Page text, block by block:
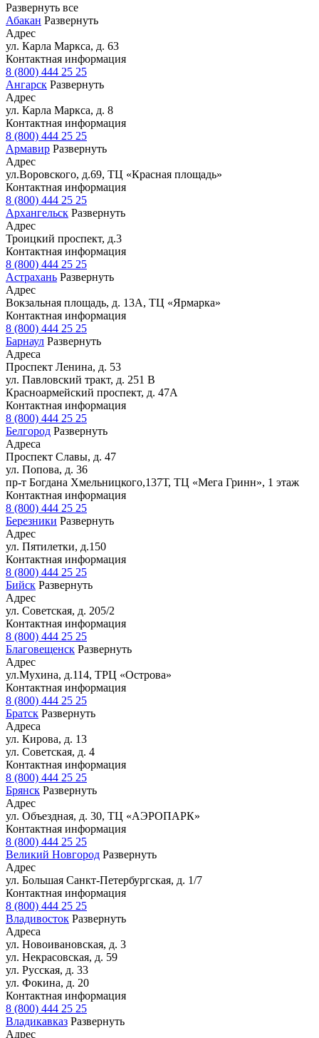
Развернуть все
Абакан Развернуть
Адрес
ул. Карла Маркса, д. 63
Контактная информация
8 (800) 444 25 25
Ангарск Развернуть
Адрес
ул. Карла Маркса, д. 8
Контактная информация
8 (800) 444 25 25
Армавир Развернуть
Адрес
ул.Воровского, д.69, ТЦ «Красная площадь»
Контактная информация
8 (800) 444 25 25
Архангельск Развернуть
Адрес
Троицкий проспект, д.3
Контактная информация
8 (800) 444 25 25
Астрахань Развернуть
Адрес
Вокзальная площадь, д. 13А, ТЦ «Ярмарка»
Контактная информация
8 (800) 444 25 25
Барнаул Развернуть
Адреса
Проспект Ленина, д. 53
ул. Павловский тракт, д. 251 В
Красноармейский проспект, д. 47А
Контактная информация
8 (800) 444 25 25
Белгород Развернуть
Адреса
Проспект Славы, д. 47
ул. Попова, д. 36
пр-т Богдана Хмельницкого,137Т, ТЦ «Мега Гринн», 1 этаж
Контактная информация
8 (800) 444 25 25
Березники Развернуть
Адрес
ул. Пятилетки, д.150
Контактная информация
8 (800) 444 25 25
Бийск Развернуть
Адрес
ул. Советская, д. 205/2
Контактная информация
8 (800) 444 25 25
Благовещенск Развернуть
Адрес
ул.Мухина, д.114, ТРЦ «Острова»
Контактная информация
8 (800) 444 25 25
Братск Развернуть
Адреса
ул. Кирова, д. 13
ул. Советская, д. 4
Контактная информация
8 (800) 444 25 25
Брянск Развернуть
Адрес
ул. Объездная, д. 30, ТЦ «АЭРОПАРК»
Контактная информация
8 (800) 444 25 25
Великий Новгород Развернуть
Адрес
ул. Большая Санкт-Петербургская, д. 1/7
Контактная информация
8 (800) 444 25 25
Владивосток Развернуть
Адреса
ул. Новоивановская, д. 3
ул. Некрасовская, д. 59
ул. Русская, д. 33
ул. Фокина, д. 20
Контактная информация
8 (800) 444 25 25
Владикавказ Развернуть
Адрес